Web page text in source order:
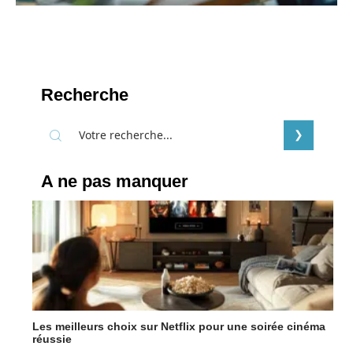
Recherche
A ne pas manquer
Les meilleurs choix sur Netflix pour une soirée cinéma
réussie